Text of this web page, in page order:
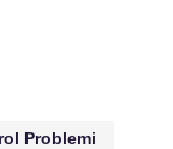
Problemi